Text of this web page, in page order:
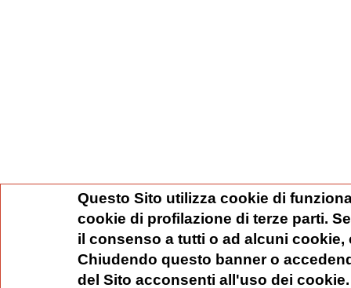
Questo Sito utilizza cookie di
cookie di profilazione di terze parti.
il consenso a tutti o ad alcuni
Chiudendo questo banner o
del Sito acconsenti all'uso dei cookie.